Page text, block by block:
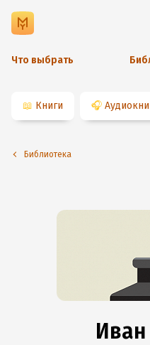
Что выбрать
📖 Книги 🎧
Библиотека
Иван